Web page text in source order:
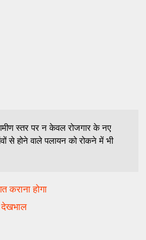
स्तर पर न केवल रोजगार के नए
से होने वाले पलायन को रोकने में भी
कराना होगा
देखभाल